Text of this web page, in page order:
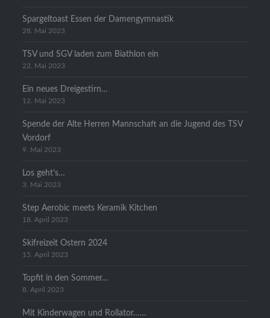
Spargeltoast Essen der Damengymnastik
28. Mai 2023
TSV und SGV laden zum Biathlon ein
22. Mai 2023
Ein neues Dreigestirn…
12. Mai 2023
Spende der Alte Herren Mannschaft an die Jugend des TSV
Vordorf
9. Mai 2023
Los geht’s…
3. Mai 2023
Step Aerobic meets Keramik Kitchen
18. April 2023
Skifreizeit Ostern 2024
15. April 2023
Topfit in den Sommer…
8. April 2023
Mit Kinderwagen und Rollator……